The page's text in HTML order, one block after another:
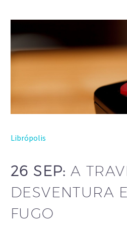
Librópolis
26 SEP:A
DESVENTURA
FUGO